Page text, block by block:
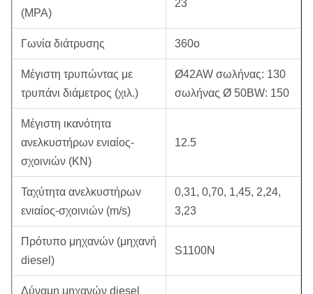
(MPA)
23
Γωνία διάτρυσης 360o
Μέγιστη τρυπώντας με
τρυπάνι διάμετρος (χιλ.)
Ø42AW σωλήνας: 130
σωλήνας Ø 50BW: 150
Μέγιστη ικανότητα
ανελκυστήρων ενιαίος-
σχοινιών (KN)
12.5
Ταχύτητα ανελκυστήρων
ενιαίος-σχοινιών (m/s)
0,31, 0,70, 1,45, 2,24,
3,23
Πρότυπο μηχανών (μηχανή
diesel)
S1100N
Δύναμη μηχανών diesel